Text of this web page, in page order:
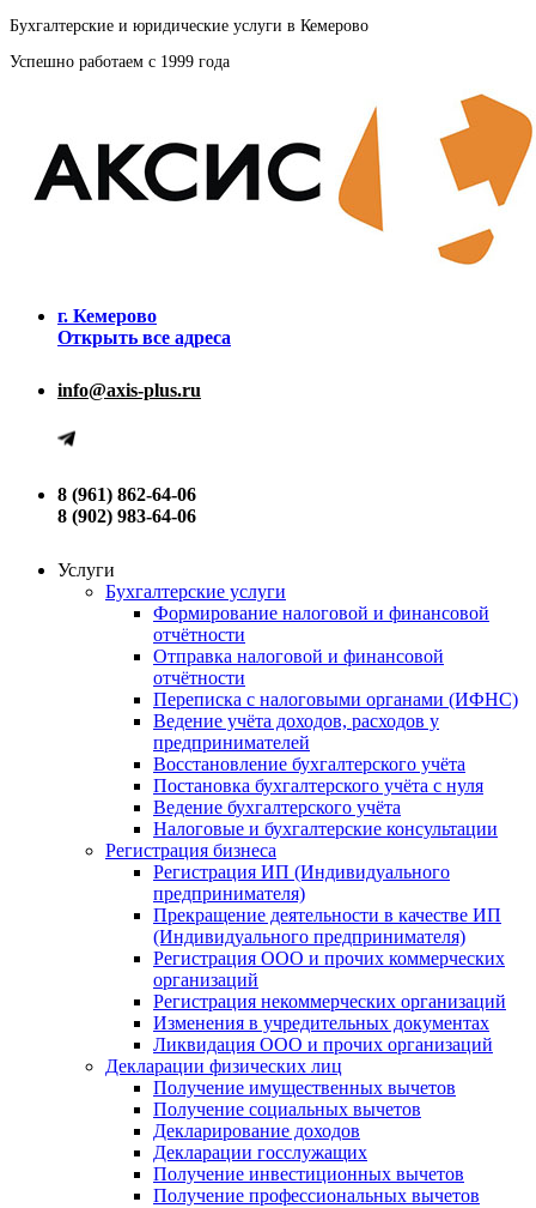
Бухгалтерские и юридические услуги в Кемерово
Успешно работаем с 1999 года
г. Кемерово
Открыть все адреса
info@axis-plus.ru
8 (961) 862-64-06
8 (902) 983-64-06
Услуги
Бухгалтерские услуги
Формирование налоговой и финансовой
отчётности
Отправка налоговой и финансовой
отчётности
Переписка с налоговыми органами (ИФНС)
Ведение учёта доходов, расходов у
предпринимателей
Восстановление бухгалтерского учёта
Постановка бухгалтерского учёта с нуля
Ведение бухгалтерского учёта
Налоговые и бухгалтерские консультации
Регистрация бизнеса
Регистрация ИП (Индивидуального
предпринимателя)
Прекращение деятельности в качестве ИП
(Индивидуального предпринимателя)
Регистрация ООО и прочих коммерческих
организаций
Регистрация некоммерческих организаций
Изменения в учредительных документах
Ликвидация ООО и прочих организаций
Декларации физических лиц
Получение имущественных вычетов
Получение социальных вычетов
Декларирование доходов
Декларации госслужащих
Получение инвестиционных вычетов
Получение профессиональных вычетов